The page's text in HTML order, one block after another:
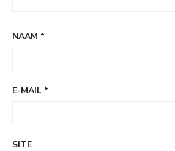
NAAM *
E-MAIL *
SITE